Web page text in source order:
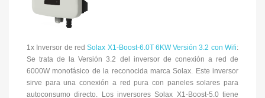
1x Inversor de redSolax X1-Boost-6.0T 6KW Versión 3.2 con Wifi:
Se trata de la Versión 3.2 del inversor de conexión a red de
6000W monofásico de la reconocida marca Solax. Este inversor
sirve para una conexión a red pura con paneles solares para
autoconsumo directo. Los inversores Solax X1-Boost-5.0 tiene